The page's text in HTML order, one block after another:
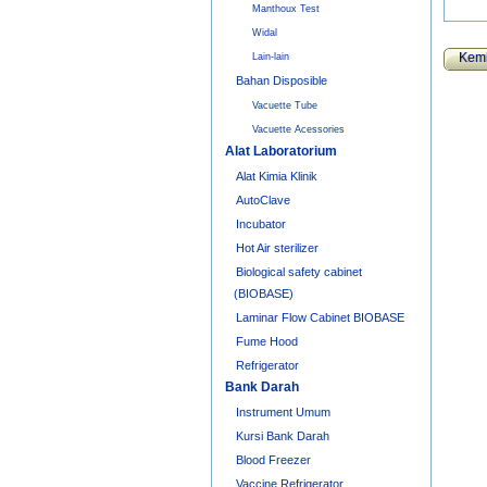
Manthoux Test
Widal
Lain-lain
Bahan Disposible
Vacuette Tube
Vacuette Acessories
Alat Laboratorium
Alat Kimia Klinik
AutoClave
Incubator
Hot Air sterilizer
Biological safety cabinet
(BIOBASE)
Laminar Flow Cabinet BIOBASE
Fume Hood
Refrigerator
Bank Darah
Instrument Umum
Kursi Bank Darah
Blood Freezer
Vaccine Refrigerator